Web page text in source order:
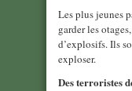
Les plus jeunes
garder les
d’explosifs. Ils
exploser.
Des terroristes